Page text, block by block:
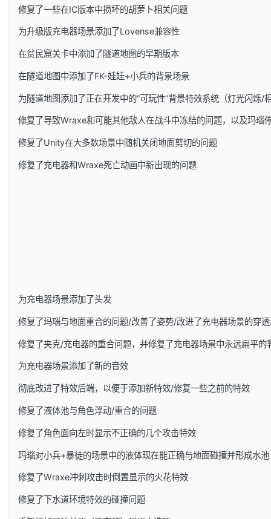
修复了一些在IC版本中损坏的胡萝卜相关问题
为升级版充电器场景添加了Lovense兼容性
在贫民窟关卡中添加了隧道地图的早期版本
在隧道地图中添加了FK-娃娃+小兵的背景场景
为隧道地图添加了正在开发中的”可玩性”背景特效系统（灯光闪烁/
修复了导致Wraxe和可能其他敌人在战斗中冻结的问题，以及玛瑙
修复了Unity在大多数场景中随机关闭地面剪切的问题
修复了充电器和Wraxe死亡动画中新出现的问题
为充电器场景添加了头发
修复了玛瑙与地面重合的问题/改善了姿势/改进了充电器场景的穿
修复了夹克/充电器的重合问题，并修复了充电器场景中永远扁平的
为充电器场景添加了新的音效
彻底改进了特效后端，以便于添加新特效/修复一些之前的特效
修复了液体池与角色浮动/重合的问题
修复了角色面向左时显示不正确的几个攻击特效
玛瑙对小兵+暴徒的场景中的液体现在能正确与地面碰撞并形成水池
修复了Wraxe冲刺攻击时倒置显示的火花特效
修复了下水道环境特效的碰撞问题